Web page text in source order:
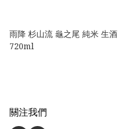
雨降 杉山流 龜之尾 純米 生酒
720ml
關注我們